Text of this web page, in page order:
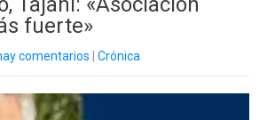
fuerte»
comentarios Crónica